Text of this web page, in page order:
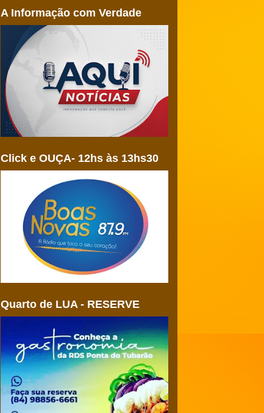
A Informação com Verdade
Click e OUÇA- 12hs às 13hs30
Quarto de LUA - RESERVE